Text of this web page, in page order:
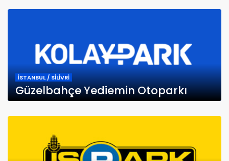
İSTANBUL / SİLİVRİ
Güzelbahçe Yediemin Otoparkı